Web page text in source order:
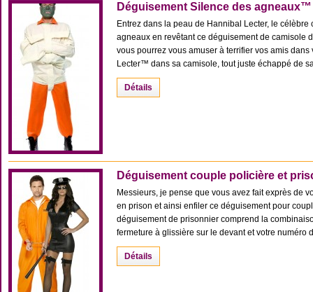
Déguisement Silence des agneaux™
Entrez dans la peau de Hannibal Lecter, le
agneaux en revêtant ce déguisement de camisole
vous pourrez vous amuser à terrifier vos amis
Lecter™ dans sa camisole, tout juste échappé de
Détails
Déguisement couple policière et
Messieurs, je pense que vous avez fait exprès de
en prison et ainsi enfiler ce déguisement pour
déguisement de prisonnier comprend la
fermeture à glissière sur le devant et votre numéro
Détails